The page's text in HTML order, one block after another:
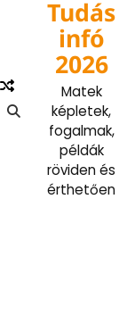
Tudás
infó
2026
Matek
képletek,
fogalmak,
példák
röviden és
érthetően